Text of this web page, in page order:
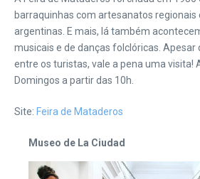
barraquinhas com artesanatos regionais
argentinas. E mais, lá também
musicais e de danças folclóricas.
entre os turistas, vale a pena uma visita!
Domingos a partir das 10h.
Site: Feira de Mataderos
Museo de La Ciudad